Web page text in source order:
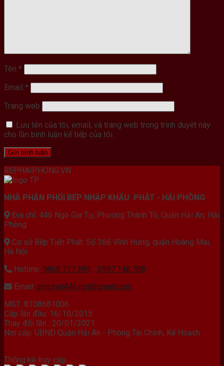
Tên *
Email *
Trang web
Lưu tên của tôi, email, và trang web trong trình duyệt này
cho lần bình luận kế tiếp của tôi.
BEPHAIPHONG.VN
NHÀ PHÂN PHỐI BẾP NHẬP KHẨU PHÁT - HẢI PHÒNG
Địa chỉ: 446 Ngô Gia Tự, Phường Thành Tô, Quận Hải An, Hải
Phòng
Cơ sở Bếp Tiến Phát: Số 366 Vĩnh Hưng, quận Hoàng Mai,
Hà Nội
Hotline: 0868.717.389 - 0987.148.788
Email: anhphat446.ngt@gmail.com
MST: 8108681006
Cấp lần đầu: 16/10/2015
Thay đổi lần : 20/01/2021
Nơi cấp: UBND Quận Hải An - Phòng Tài Chính, Kế Hoạch
Thống kê truy cập